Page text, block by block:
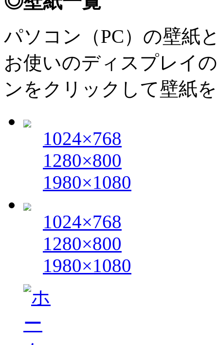
パソコン（PC）の壁紙
お使いのディスプレイ
ンをクリックして壁紙
1024×768
1280×800
1980×1080
1024×768
1280×800
1980×1080